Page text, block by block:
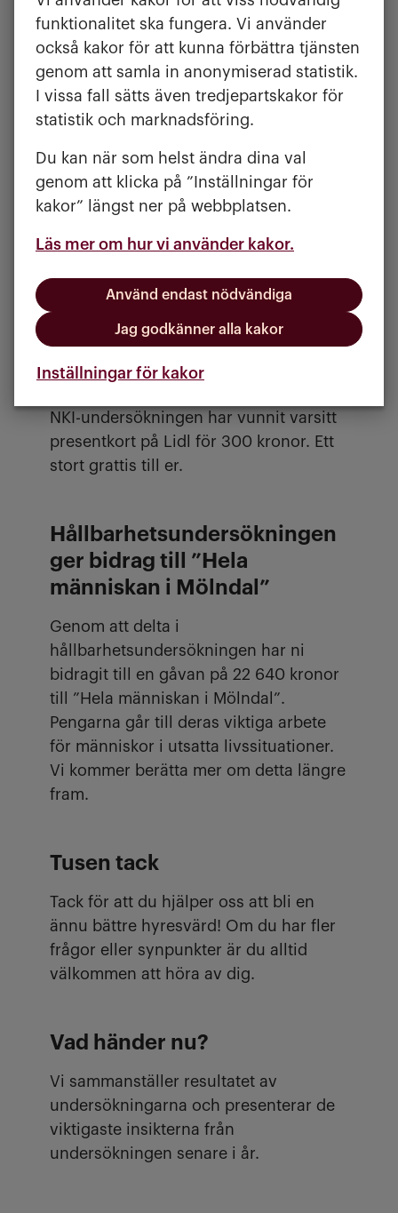
funktionalitet ska fungera. Vi använder
också kakor för att kunna förbättra tjänsten
genom att samla in anonymiserad statistik.
I vissa fall sätts även tredjepartskakor för
statistik och marknadsföring.
Du kan när som helst ändra dina val
genom att klicka på ”Inställningar för
kakor” längst ner på webbplatsen.
Läs mer om hur vi använder kakor.
Använd endast nödvändiga
Jag godkänner alla kakor
Inställningar för kakor
och förråd, med brytskydd på
entrédörrar och extra galler på
förrådsdörrar.
Fler odlingsmöjligheter för
hyresgäster i våra områden.
Säkrare cykelförvaring och nya
pollare på gårdarna för att låsa fast
cyklar.
Förbättring av utemiljön med nya
Grattis alla vinnare
Trettio slumpmässigt utvalda
NKI-undersökningen har vunnit varsitt
presentkort på Lidl för 300 kronor. Ett
stort grattis till er.
Hållbarhetsundersökningen
ger bidrag till ”Hela
människan i Mölndal”
Genom att delta i
hållbarhetsundersökningen har ni
bidragit till en gåvan på 22 640 kronor
till ”Hela människan i Mölndal”.
Pengarna går till deras viktiga arbete
för människor i utsatta livssituationer.
Vi kommer berätta mer om detta längre
fram.
Tusen tack
Tack för att du hjälper oss att bli en
ännu bättre hyresvärd! Om du har fler
frågor eller synpunkter är du alltid
välkommen att höra av dig.
Vad händer nu?
Vi sammanställer resultatet av
undersökningarna och presenterar de
viktigaste insikterna från
undersökningen senare i år.